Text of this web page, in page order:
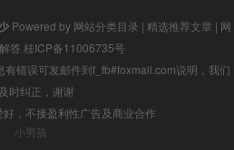
Powered by 网站分类目录 | 精选推荐文章 | 网
答 桂ICP备11006735号
错误可发邮件到f_fb#foxmail.com说明，我们
时纠正，谢谢
，不接盈利性广告及商业合作
小男孩